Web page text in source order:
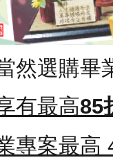
然選購
有最高85
專案最高